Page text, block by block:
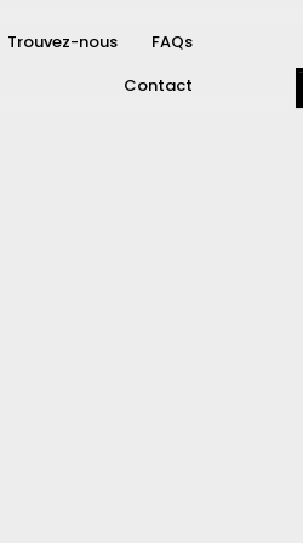
Trouvez-nous
FAQs
Contact